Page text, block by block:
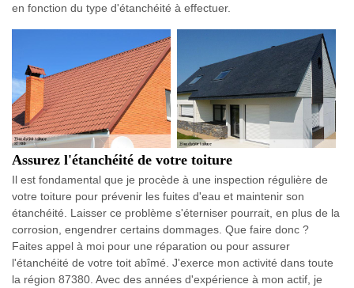
en fonction du type d'étanchéité à effectuer.
Assurez l'étanchéité de votre toiture
Il est fondamental que je procède à une inspection régulière de
votre toiture pour prévenir les fuites d'eau et maintenir son
étanchéité. Laisser ce problème s'éterniser pourrait, en plus de la
corrosion, engendrer certains dommages. Que faire donc ?
Faites appel à moi pour une réparation ou pour assurer
l'étanchéité de votre toit abîmé. J'exerce mon activité dans toute
la région 87380. Avec des années d'expérience à mon actif, je